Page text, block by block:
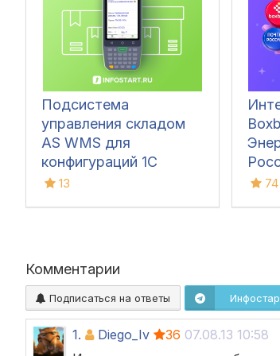
Подсистема
управления складом
AS WMS для
конфигураций 1С
13 74
Комментарии
Подписаться на ответы
1. Diego_Iv 36 07.08.13 10:58